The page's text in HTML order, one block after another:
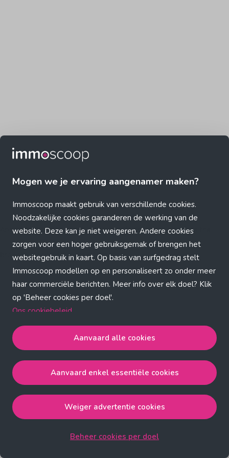
Mogen we je ervaring aangenamer maken?
Immoscoop maakt gebruik van verschillende cookies.
Noodzakelijke cookies garanderen de werking van de
website. Deze kan je niet weigeren. Andere cookies
zorgen voor een hoger gebruiksgemak of brengen het
websitegebruik in kaart. Op basis van surfgedrag stelt
Immoscoop modellen op en personaliseert zo onder meer
haar commerciële berichten. Meer info over elk doel? Klik
op 'Beheer cookies per doel'.
Ons cookiebeleid
Aanvaard alle cookiesgaat akkoord met de strict
noodzakelijke, analytische, functionele en advertentie
cookies.
de strict noodzakelijke cookies.
Weiger advertentie cookiesgaat akkoord met de strict
Aanvaard alle cookies
Aanvaard enkel essentiële cookies
Weiger advertentie cookies
Beheer cookies per doel
Application error: a client-side exception has occurred (see the
browser console for more information)